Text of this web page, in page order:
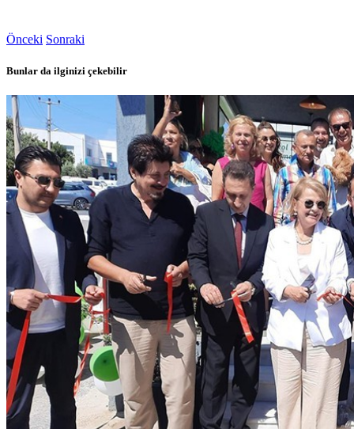
Önceki Sonraki
Bunlar da ilginizi çekebilir